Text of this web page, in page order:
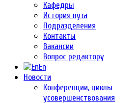
Кафедры
История вуза
Подразделения
Контакты
Вакансии
Вопрос редактору
En
Новости
Конференции, циклы
усовершенствования